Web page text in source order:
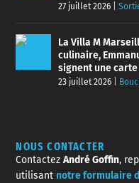
27 juillet 2026 |
La Villa M
culinaire,
signent une
23 juillet 2026
NOUS CONTACTER
ContactezAndré Goffin,
utilisant notre formulaire